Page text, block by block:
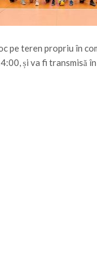
pe teren propriu în
și va fi transmisă